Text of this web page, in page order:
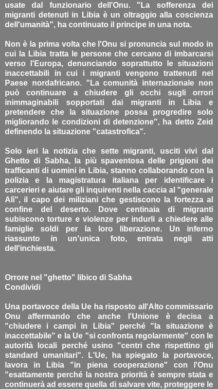
usate dal funzionario dell'Onu. "La sofferenza dei
migranti detenuti in Libia è un oltraggio alla coscienza
dell'umanità", ha continuato il principe in una nota.
Non è la prima volta che l'Onu si pronuncia sul modo in
cui la Libia tratta le persone che cercano di imbarcarsi
verso l'Europa, denunciando soprattutto le situazioni
inaccettabili in cui i migranti vengono trattenuti nel
Paese nordafricano. "La comunità internazionale non
può continuare a chiudere gli occhi sugli orrori
inimmaginabili sopportati dai migranti in Libia e
pretendere che la situazione possa progredire solo
migliorando le condizioni di detenzione", ha detto Zeid
definendo la situazione "catastrofica".
Solo ieri la notizia che sette migranti, usciti vivi dal
Ghetto di Sabha, la più spaventosa delle prigioni dei
trafficanti di uomini in Libia, stanno collaborando con la
polizia e la magistratura italiana per identificare i
carcerieri e aiutare gli inquirenti nella caccia al "generale
Alì", il capo dei miliziani che gestiscono la fortezza al
confine del deserto. Dove centinaia di migranti
subiscono torture e violenze per indurli a chiedere alle
famiglie soldi per la loro liberazione. Un inferno
riassunto in un'unica foto, entrata negli atti
dell'inchiesta.
Orrore nel "ghetto" libico di Sabha
Condividi
Una portavoce della Ue ha risposto all'Alto commissario
Onu affermando che anche l'Unione è decisa a
"chiudere i campi in Libia" perché "la situazione è
inaccettabile" e la Ue "si confronta regolarmente" con le
autorità locali perché usino "centri che rispettino gli
standard umanitari". L'Ue, ha spiegato la portavoce,
lavora in Libia "in piena cooperazione" con l'Onu
"esattamente perché la nostra priorità è sempre stata e
continuerà ad essere quella di salvare vite, proteggere le